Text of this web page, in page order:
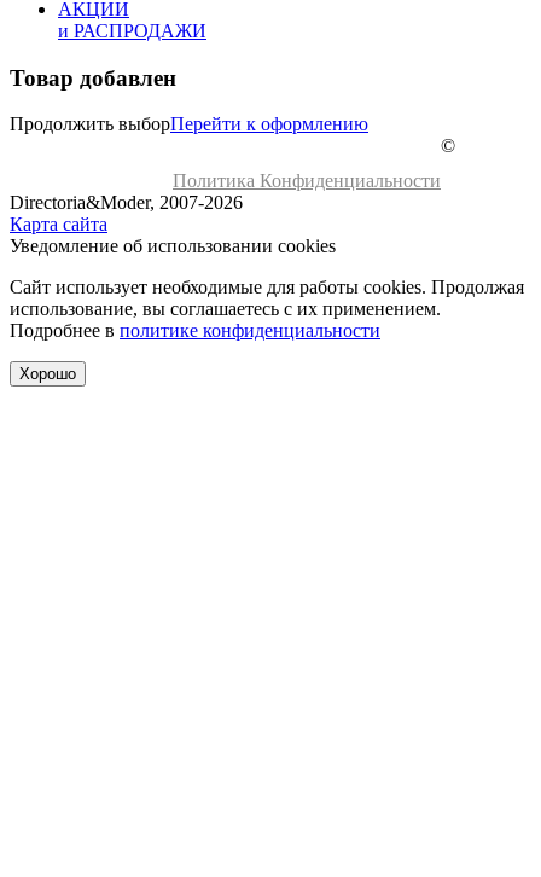
АКЦИИ
и РАСПРОДАЖИ
Товар добавлен
Продолжить выборПерейти к оформлению
Политика Конфиденциальности
©
Directoria&Moder, 2007-2026
Карта сайта
Уведомление об использовании cookies
Сайт использует необходимые для работы cookies. Продолжая
использование, вы соглашаетесь с их применением.
Подробнее в политике конфиденциальности
Хорошо